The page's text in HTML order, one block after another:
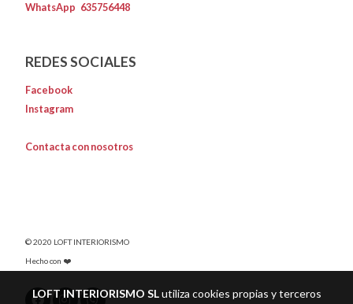
WhatsApp 635756448
REDES SOCIALES
Facebook
Instagram
Contacta con nosotros
© 2020 LOFT INTERIORISMO
Hecho con ❤️
LOFT INTERIORISMO SLutiliza cookies propias y terceros